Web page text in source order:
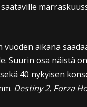
aikana
Suurin osa näistä
40 nykyisen
Destiny 2, Forza